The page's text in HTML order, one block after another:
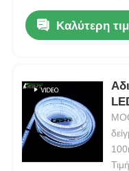
Καλύτερη